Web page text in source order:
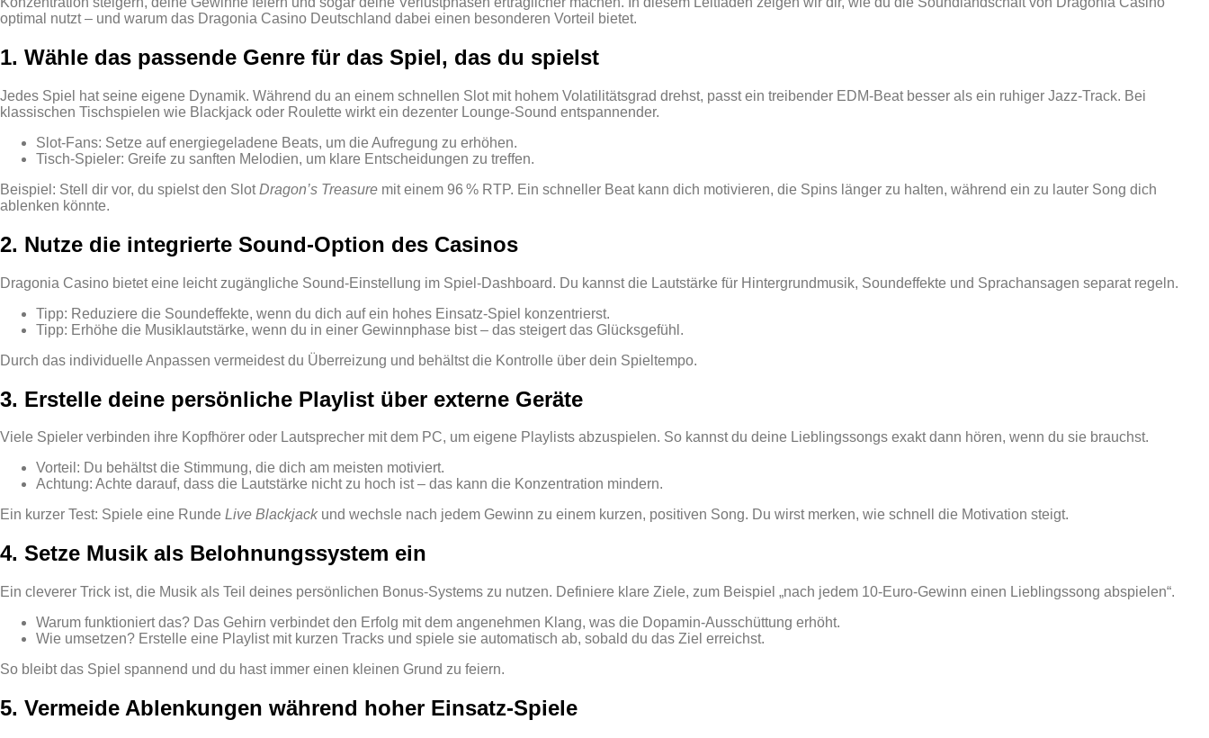
optimal nutzt – und warum das Dragonia Casino Deutschland dabei einen besonderen Vorteil bietet.
1. Wähle das passende Genre für das Spiel, das du spielst
Jedes Spiel hat seine eigene Dynamik. Während du an einem schnellen Slot mit hohem Volatilitätsgrad drehst, passt ein treibender EDM‑Beat besser als ein ruhiger Jazz‑Track. Bei
klassischen Tischspielen wie Blackjack oder Roulette wirkt ein dezenter Lounge‑Sound entspannender.
Slot‑Fans: Setze auf energiegeladene Beats, um die Aufregung zu erhöhen.
Tisch‑Spieler: Greife zu sanften Melodien, um klare Entscheidungen zu treffen.
Beispiel: Stell dir vor, du spielst den SlotDragon’s Treasure mit einem 96 % RTP. Ein schneller Beat kann dich motivieren, die Spins länger zu halten, während ein zu lauter Song dich
ablenken könnte.
2. Nutze die integrierte Sound‑Option des Casinos
Dragonia Casino bietet eine leicht zugängliche Sound‑Einstellung im Spiel‑Dashboard. Du kannst die Lautstärke für Hintergrundmusik, Soundeffekte und Sprachansagen separat regeln.
Tipp: Reduziere die Soundeffekte, wenn du dich auf ein hohes Einsatz‑Spiel konzentrierst.
Tipp: Erhöhe die Musiklautstärke, wenn du in einer Gewinnphase bist – das steigert das Glücksgefühl.
Durch das individuelle Anpassen vermeidest du Überreizung und behältst die Kontrolle über dein Spieltempo.
3. Erstelle deine persönliche Playlist über externe Geräte
Viele Spieler verbinden ihre Kopfhörer oder Lautsprecher mit dem PC, um eigene Playlists abzuspielen. So kannst du deine Lieblingssongs exakt dann hören, wenn du sie brauchst.
Vorteil: Du behältst die Stimmung, die dich am meisten motiviert.
Achtung: Achte darauf, dass die Lautstärke nicht zu hoch ist – das kann die Konzentration mindern.
Ein kurzer Test: Spiele eine Runde Live Blackjackund wechsle nach jedem Gewinn zu einem kurzen, positiven Song. Du wirst merken, wie schnell die Motivation steigt.
4. Setze Musik als Belohnungssystem ein
Ein cleverer Trick ist, die Musik als Teil deines persönlichen Bonus‑Systems zu nutzen. Definiere klare Ziele, zum Beispiel „nach jedem 10‑Euro‑Gewinn einen Lieblingssong abspielen“.
Warum funktioniert das? Das Gehirn verbindet den Erfolg mit dem angenehmen Klang, was die Dopamin‑Ausschüttung erhöht.
Wie umsetzen? Erstelle eine Playlist mit kurzen Tracks und spiele sie automatisch ab, sobald du das Ziel erreichst.
So bleibt das Spiel spannend und du hast immer einen kleinen Grund zu feiern.
5. Vermeide Ablenkungen während hoher Einsatz‑Spiele